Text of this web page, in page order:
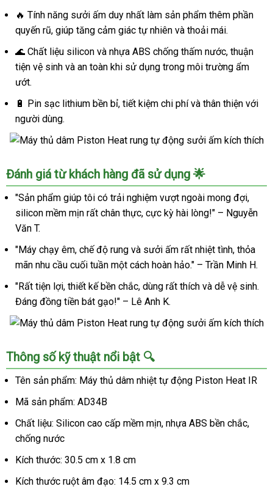
🔥 Tính năng sưởi ấm duy nhất làm sản phẩm thêm phần
quyến rũ, giúp tăng cảm giác tự nhiên và thoải mái.
🌊 Chất liệu silicon và nhựa ABS chống thấm nước, thuận
tiện vệ sinh và an toàn khi sử dụng trong môi trường ẩm
ướt.
🔋 Pin sạc lithium bền bỉ, tiết kiệm chi phí và thân thiện với
người dùng.
Máy
thủ
dâm
Piston
Heat
rung
tự
động
ấm
kích
thích
Đánh giá từ khách hàng đã sử dụng 🌟
"Sản phẩm giúp tôi có trải nghiệm vượt ngoài mong đợi,
silicon mềm mịn rất chân thực, cực kỳ hài lòng!" – Nguyễn
Văn T.
"Máy chạy êm, chế độ rung và sưởi ấm rất nhiệt tình, thỏa
mãn nhu cầu cuối tuần một cách hoàn hảo." – Trần Minh H.
"Rất tiện lợi, thiết kế bền chắc, dùng rất thích và dễ vệ sinh.
Đáng đồng tiền bát gạo!" – Lê Anh K.
Máy
thủ
dâm
Heat
rung
tự
động
sưởi
kích
Thông số kỹ thuật nổi bật 🔍
Tên sản phẩm: Máy thủ dâm nhiệt tự động Piston Heat IR
Mã sản phẩm: AD34B
Chất liệu: Silicon cao cấp mềm mịn, nhựa ABS bền chắc,
chống nước
Kích thước: 30.5 cm x 1.8 cm
Kích thước ruột âm đạo: 14.5 cm x 9.3 cm